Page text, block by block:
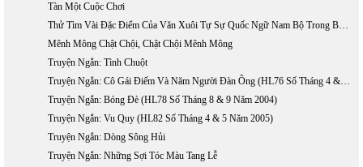
Tàn Một Cuộc Chơi
Thử Tìm Vài Đặc Điểm Của Văn Xuôi Tự Sự Quốc Ngữ Nam Bộ Trong Bước Khởi Đầu
Mênh Mông Chật Chội, Chật Chội Mênh Mông
Truyện Ngắn: Tình Chuột
Truyện Ngắn: Cô Gái Điếm Và Năm Người Đàn Ông (HL76 Số Tháng 4 & 5 Năm 2004)
Truyện Ngắn: Bóng Đè (HL78 Số Tháng 8 & 9 Năm 2004)
Truyện Ngắn: Vu Quy (HL82 Số Tháng 4 & 5 Năm 2005)
Truyện Ngắn: Dòng Sông Hủi
Truyện Ngắn: Những Sợi Tóc Màu Tang Lễ